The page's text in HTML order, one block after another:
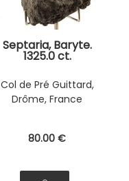
Septaria, Baryte.
1325.0 ct.
Col de Pré Guittard,
Drôme, France
80.00 €